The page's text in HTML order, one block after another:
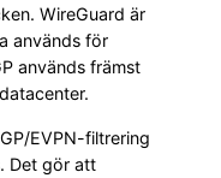
WireGuard är
används för
används främst
EVPN-filtrering
Det gör att